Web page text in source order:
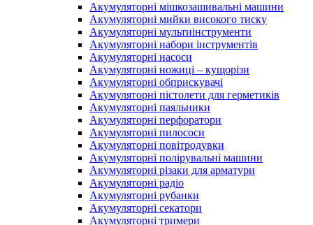
Акумуляторні мішкозашивальні машини
Акумуляторні мийки високого тиску
Акумуляторні мультиінструменти
Акумуляторні набори інструментів
Акумуляторні насоси
Акумуляторні ножиці – кущорізи
Акумуляторні обприскувачі
Акумуляторні пістолети для герметиків
Акумуляторні паяльники
Акумуляторні перфоратори
Акумуляторні пилососи
Акумуляторні повітродувки
Акумуляторні полірувальні машини
Акумуляторні різаки для арматури
Акумуляторні радіо
Акумуляторні рубанки
Акумуляторні секатори
Акумуляторні тримери